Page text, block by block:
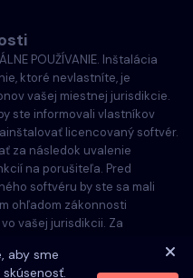
aby sme
POUŽÍVANIE. Inštalácia
ktoré nevlastníte, je
vašej miestnej jurisdikcie.
ste informovali vlastníkov
licencovaný softvér.
za následok uvalenie
na porušiteľa. Pred
softvéru by ste sa mali
ohľadom zákonnosti
vašej jurisdikcii. Za
že spoločnosť Eyezy